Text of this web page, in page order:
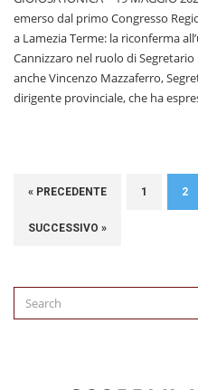
emerso dal primo Congresso
a Lamezia Terme: la riconferma
Cannizzaro nel ruolo di
anche Vincenzo Mazzaferro,
dirigente provinciale, che ha
« PRECEDENTE 1 2
SUCCESSIVO »
Search
for: